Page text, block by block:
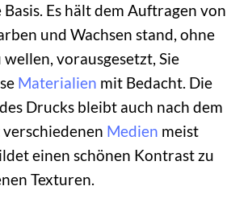
Es hält dem Auftragen von
und Wachsen stand, ohne
vorausgesetzt, Sie
Materialien mit Bedacht. Die
Drucks bleibt auch nach dem
Medien meist
einen schönen Kontrast zu
Texturen.